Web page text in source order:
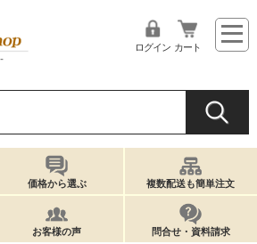
ログイン カート
価格から選ぶ 複数配送も簡単注文
お客様の声 問合せ・資料請求